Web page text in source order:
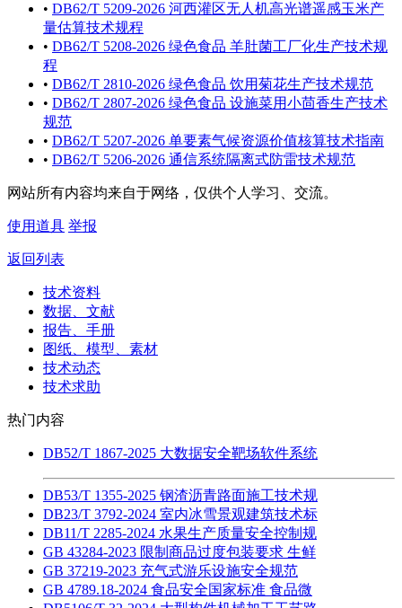
• DB62/T 5209-2026 河西灌区无人机高光谱遥感玉米产
量估算技术规程
• DB62/T 5208-2026 绿色食品 羊肚菌工厂化生产技术规
程
• DB62/T 2810-2026 绿色食品 饮用菊花生产技术规范
• DB62/T 2807-2026 绿色食品 设施菜用小茴香生产技术
规范
• DB62/T 5207-2026 单要素气候资源价值核算技术指南
• DB62/T 5206-2026 通信系统隔离式防雷技术规范
网站所有内容均来自于网络，仅供个人学习、交流。
使用道具 举报
返回列表
技术资料
数据、文献
报告、手册
图纸、模型、素材
技术动态
技术求助
热门内容
DB52/T 1867-2025 大数据安全靶场软件系统
DB53/T 1355-2025 钢渣沥青路面施工技术规
DB23/T 3792-2024 室内冰雪景观建筑技术标
DB11/T 2285-2024 水果生产质量安全控制规
GB 43284-2023 限制商品过度包装要求 生鲜
GB 37219-2023 充气式游乐设施安全规范
GB 4789.18-2024 食品安全国家标准 食品微